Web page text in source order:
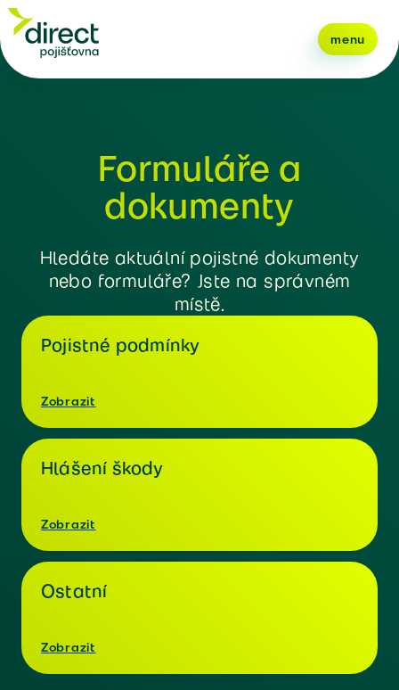
menu
Formuláře a
dokumenty
Hledáte aktuální pojistné dokumenty
nebo formuláře? Jste na správném
místě.
Pojistné podmínky
Zobrazit
Hlášení škody
Zobrazit
Ostatní
Zobrazit